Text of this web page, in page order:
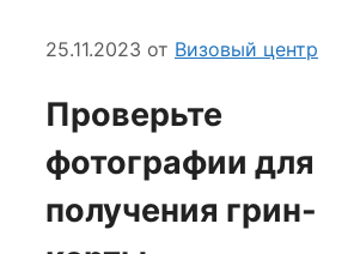
25.11.2023 от Визовый центр
Проверьте
фотографии для
получения грин-